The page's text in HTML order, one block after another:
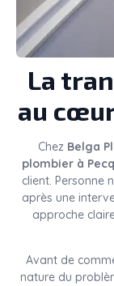
La
au
Chez Belga
plombier à Pecq
client. Personne
après une
approche
Avant de
nature du